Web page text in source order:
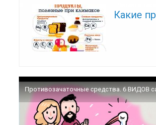
Какие
Противозачаточные средства. 6